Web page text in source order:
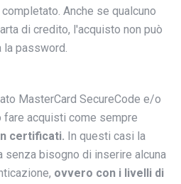
Anche se qualcuno
di credito, l'acquisto non può
password.
MasterCard SecureCode e/o
fare acquisti come sempre
certificati. In questi casi la
senza bisogno di inserire alcuna
ovvero con i livelli di